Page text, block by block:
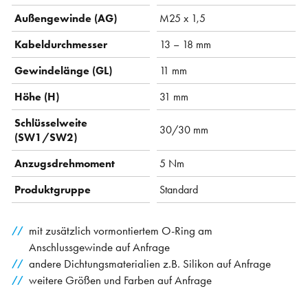
Außengewinde (AG)
M25 x 1,5
Kabeldurchmesser
13 – 18 mm
Gewindelänge (GL)
11 mm
Höhe (H)
31 mm
Schlüsselweite
(SW1/SW2)
30/30 mm
Anzugsdrehmoment
5 Nm
Produktgruppe
Standard
mit zusätzlich vormontiertem O-Ring am
Anschlussgewinde auf Anfrage
andere Dichtungsmaterialien z.B. Silikon auf Anfrage
weitere Größen und Farben auf Anfrage